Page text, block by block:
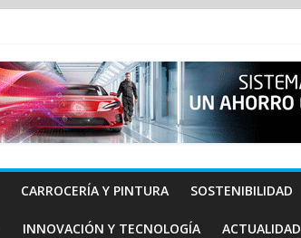
CARROCERÍA Y PINTURA SOSTENIBILIDAD
INNOVACIÓN Y TECNOLOGÍA ACTUALIDAD